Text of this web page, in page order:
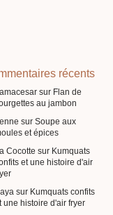
récents
sur Flan de
au jambon
sur Soupe aux
et épices
Cocotte sur Kumquats
et une histoire d'air
sur Kumquats confits
une histoire d'air fryer